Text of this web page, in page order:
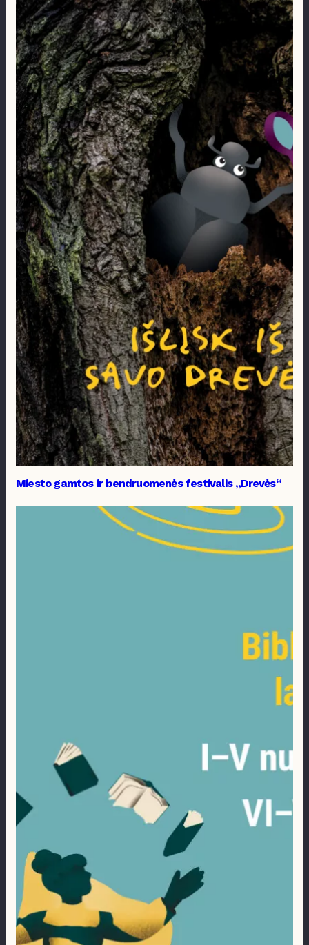
Miesto gamtos ir bendruomenės festivalis „Drevės“